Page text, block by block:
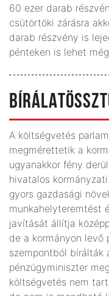
60 ezer darab
csütörtöki zárásra
darab részvény is
pénteken is lehet
A költségvetés
megmérettetik a
ugyanakkor fény
hivatalos
gyors gazdasági
munkahelyteremtést
javítását állítja
de a kormányon levő
szempontból bírálták
pénzügyminiszter
költségvetés nem